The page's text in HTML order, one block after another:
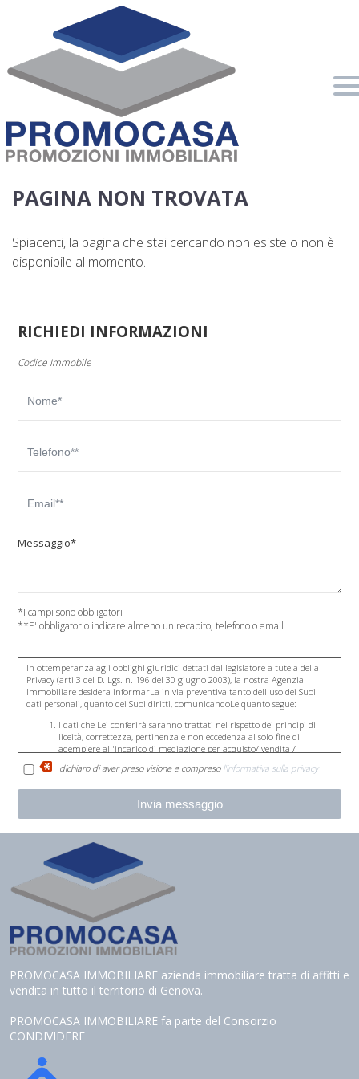
Home
Immobili In Vendita
Immobili In Affitto
Lascia Una Richiesta
Contatti
PAGINA NON TROVATA
Spiacenti, la pagina che stai cercando non esiste o non è
disponibile al momento.
RICHIEDI INFORMAZIONI
Codice Immobile
Messaggio*
*I campi sono obbligatori
**E' obbligatorio indicare almeno un recapito, telefono o email
In ottemperanza agli obblighi giuridici dettati dal legislatore a tutela della
Privacy (arti 3 del D. Lgs. n. 196 del 30 giugno 2003), la nostra Agenzia
Immobiliare desidera informarLa in via preventiva tanto dell'uso dei Suoi
dati personali, quanto dei Suoi diritti, comunicandoLe quanto segue:
I dati che Lei conferirà saranno trattati nel rispetto dei principi di
liceità, correttezza, pertinenza e non eccedenza al solo fine di
adempiere all'incarico di mediazione per acquisto/ vendita /
conservati per un periodo di tempo non superiore a quello
Il conferimento dei dati è obbligatorio per dare corso ai rapporto
negoziale citato ed il mancato conferimento impedisce la
conclusione dello stesso;
Il conferimento dei dati previsti dalla normativa in materia di
antiriciclaggio è obbligatorio e l'eventuale rifiuto di rispondere
preclude la prestazione professionale richiesta. Al riguardo si precisa
che il trattamento dei dati personali connesso agli obblighi
antiriciclaggio avrà luogo avendo riguardo alle specifiche modalità di
esecuzione imposte agli operatori non finanziari dal Regolamento in
materia di identificazione e conservazione delle informazioni
previsto dall'art. 3 comma 2, del D.Lgs. n. 56/2004 ed adottato con
D.M. n. 143/2006;
Il trattamento sarà effettuato mediante elaborazione ed
archiviazione in forma cartacea e con l'ausilio di strumenti
inseriti in una banca dati collocata all'interno della nostra struttura,
il trattamento può comportare le operazioni previste dall'art. 4,
organizzazione, conservazione, elaborazione, modificazione,
selezione, estrazione, confronto, utilizzo, interconnessione, blocco,
distruzione dei dati, cancellazione, ecc.);
dichiaro di aver preso visione e compreso l'informativa sulla privacy
PROMOCASA IMMOBILIARE azienda immobiliare tratta di affitti e
vendita in tutto il territorio di Genova.
PROMOCASA IMMOBILIARE fa parte del Consorzio
CONDIVIDERE